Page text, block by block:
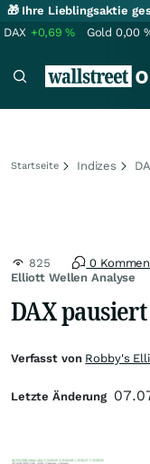
🎁 Ihre Lieblingsaktie
DAX +0,69% Gold 0,00
Startseite Indizes
Elliott Wellen Analyse
825 0
DAX
Verfasst von Robby's
Letzte Änderung